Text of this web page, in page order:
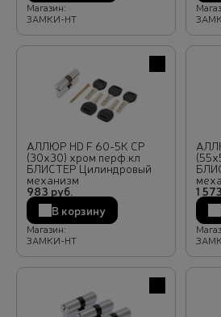
Магазин:
ЗАМКИ-НТ
В избранное
АЛЛЮР HD F 60-5К CP
(30x30) хром перф.кл
БЛИСТЕР Цилиндровый
механизм
983 руб.
В корзину
Магазин:
ЗАМКИ-НТ
1
В избранное